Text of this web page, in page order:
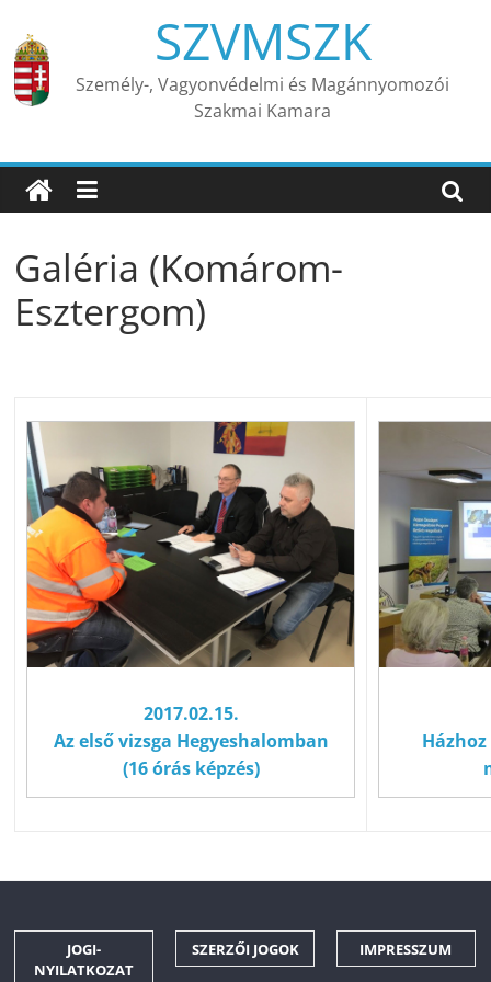
content
SZVMSZK
Személy-, Vagyonvédelmi és Magánnyomozói
Szakmai Kamara
Galéria (Komárom-
Esztergom)
2017.02.15.
Az első vizsga Hegyeshalomban
(16 órás képzés)
JOGI-
NYILATKOZAT
SZERZŐI JOGOK IMPRESSZUM